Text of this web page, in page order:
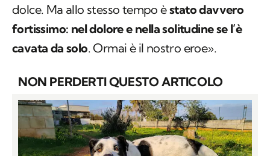
dolce. Ma allo stesso tempo èstato davvero
fortissimo: nel dolore e nella solitudine se l’è
cavata da solo. Ormai è il nostro eroe».
NON PERDERTI QUESTO ARTICOLO